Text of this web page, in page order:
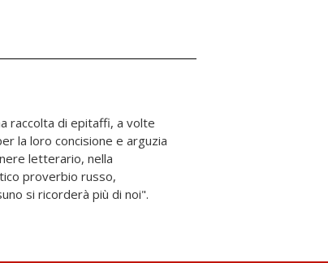
si ricorderà più di noi".